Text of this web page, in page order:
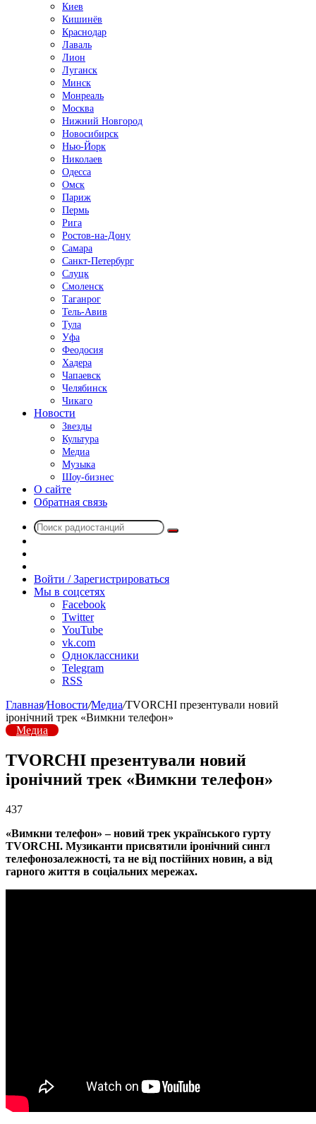
Киев
Кишинёв
Краснодар
Лаваль
Лион
Луганск
Минск
Монреаль
Москва
Нижний Новгород
Новосибирск
Нью-Йорк
Николаев
Одесса
Омск
Париж
Пермь
Рига
Ростов-на-Дону
Самара
Санкт-Петербург
Слуцк
Смоленск
Таганрог
Тель-Авив
Тула
Уфа
Феодосия
Хадера
Чапаевск
Челябинск
Чикаго
Новости
Звезды
Культура
Медиа
Музыка
Шоу-бизнес
О сайте
Обратная связь
Поиск
радио
Войти / Зарегистрироваться
Мы в соцсетях
Facebook
Twitter
YouTube
vk.com
Одноклассники
Telegram
RSS
Главная/Новости/Медиа/TVORCHI презентували новий
іронічний трек «Вимкни телефон»
Медиа
TVORCHI презентували новий
іронічний трек «Вимкни телефон»
437
«Вимкни телефон» – новий трек українського гурту
TVORCHI. Музиканти присвятили іронічний сингл
телефонозалежності, та не від постійних новин, а від
гарного життя в соціальних мережах.